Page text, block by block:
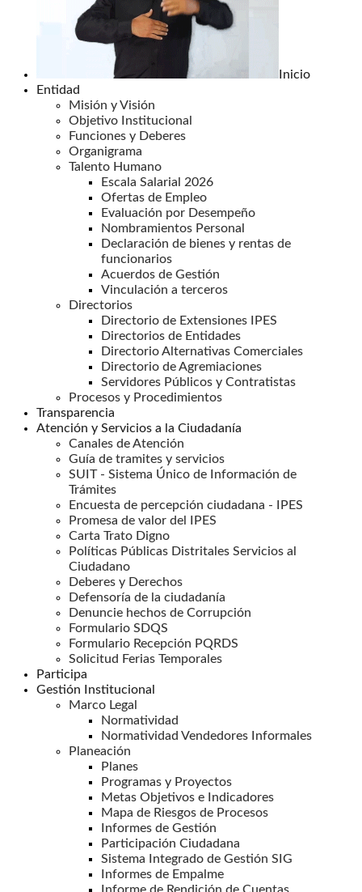
Inicio
Entidad
Misión y Visión
Objetivo Institucional
Funciones y Deberes
Organigrama
Talento Humano
Escala Salarial 2026
Ofertas de Empleo
Evaluación por Desempeño
Nombramientos Personal
Declaración de bienes y rentas de
funcionarios
Acuerdos de Gestión
Vinculación a terceros
Directorios
Directorio de Extensiones IPES
Directorios de Entidades
Directorio Alternativas Comerciales
Directorio de Agremiaciones
Servidores Públicos y Contratistas
Procesos y Procedimientos
Transparencia
Atención y Servicios a la Ciudadanía
Canales de Atención
Guía de tramites y servicios
SUIT - Sistema Único de Información de
Trámites
Encuesta de percepción ciudadana - IPES
Promesa de valor del IPES
Carta Trato Digno
Políticas Públicas Distritales Servicios al
Ciudadano
Deberes y Derechos
Defensoría de la ciudadanía
Denuncie hechos de Corrupción
Formulario SDQS
Formulario Recepción PQRDS
Solicitud Ferias Temporales
Participa
Gestión Institucional
Marco Legal
Normatividad
Normatividad Vendedores Informales
Planeación
Planes
Programas y Proyectos
Metas Objetivos e Indicadores
Mapa de Riesgos de Procesos
Informes de Gestión
Participación Ciudadana
Sistema Integrado de Gestión SIG
Informes de Empalme
Informe de Rendición de Cuentas